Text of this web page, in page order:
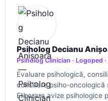
Psiholog Decianu
Psiholog Clinician · Logoped
Evaluare psihologică,
consiliere psiho-oncologică
Eliberare avize psihologice